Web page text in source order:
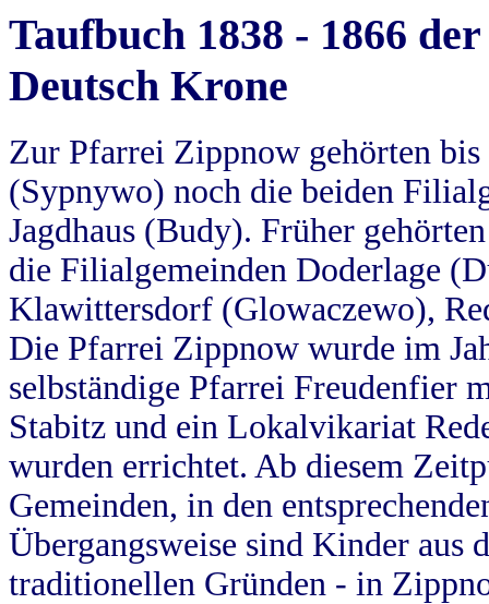
Taufbuch 1838 - 1866
Deutsch Krone
Zur Pfarrei Zippnow gehörten
(Sypnywo) noch die beiden
Jagdhaus (Budy). Früher
die Filialgemeinden Doderlage
Klawittersdorf (Glowaczewo),
Die Pfarrei Zippnow wurde im
selbständige Pfarrei Freudenfier
Stabitz und ein Lokalvikariat
wurden errichtet. Ab diesem
Gemeinden, in den
Übergangsweise sind Kinder aus
traditionellen Gründen - in